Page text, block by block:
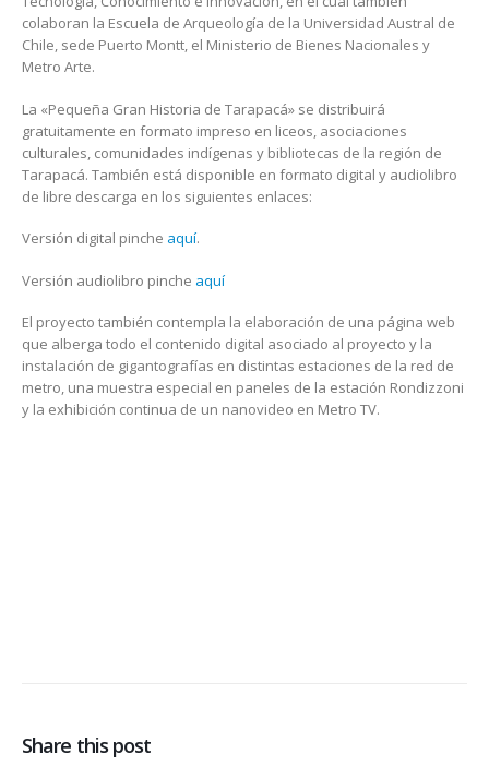
colaboran la Escuela de Arqueología de la Universidad Austral de
Chile, sede Puerto Montt, el Ministerio de Bienes Nacionales y
Metro Arte.
La «Pequeña Gran Historia de Tarapacá» se distribuirá
gratuitamente en formato impreso en liceos, asociaciones
culturales, comunidades indígenas y bibliotecas de la región de
Tarapacá. También está disponible en formato digital y audiolibro
de libre descarga en los siguientes enlaces:
Versión digital pinche aquí.
Versión audiolibro pinche aquí
El proyecto también contempla la elaboración de una página web
que alberga todo el contenido digital asociado al proyecto y la
instalación de gigantografías en distintas estaciones de la red de
metro, una muestra especial en paneles de la estación Rondizzoni
y la exhibición continua de un nanovideo en Metro TV.
Share this post